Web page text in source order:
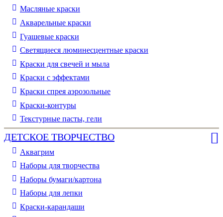
Масляные краски
Акварельные краски
Гуашевые краски
Светящиеся люминесцентные краски
Краски для свечей и мыла
Краски с эффектами
Краски спрея аэрозольные
Краски-контуры
Текстурные пасты, гели
ДЕТСКОЕ ТВОРЧЕСТВО
Аквагрим
Наборы для творчества
Наборы бумаги/картона
Наборы для лепки
Краски-карандаши